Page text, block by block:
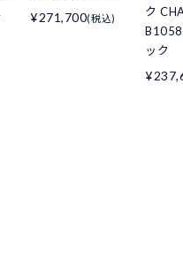
¥271,700(税込)
ク
ック